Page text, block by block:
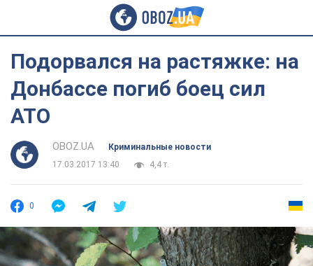
Подорвался на растяжке: на
Донбассе погиб боец сил
АТО
OBOZ.UA
Криминальные новости
17.03.2017 13:40
4,4 т.
0